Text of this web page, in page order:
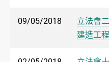
09/05/2018
立法會
建造工